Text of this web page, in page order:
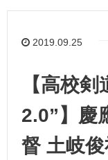
2019.09.25
【高校
2.0”】慶
督 土岐